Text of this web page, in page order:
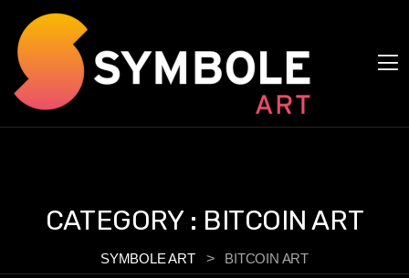
CATEGORY : BITCOIN ART
SYMBOLE ART > BITCOIN ART
Panneau de gestion des cookies